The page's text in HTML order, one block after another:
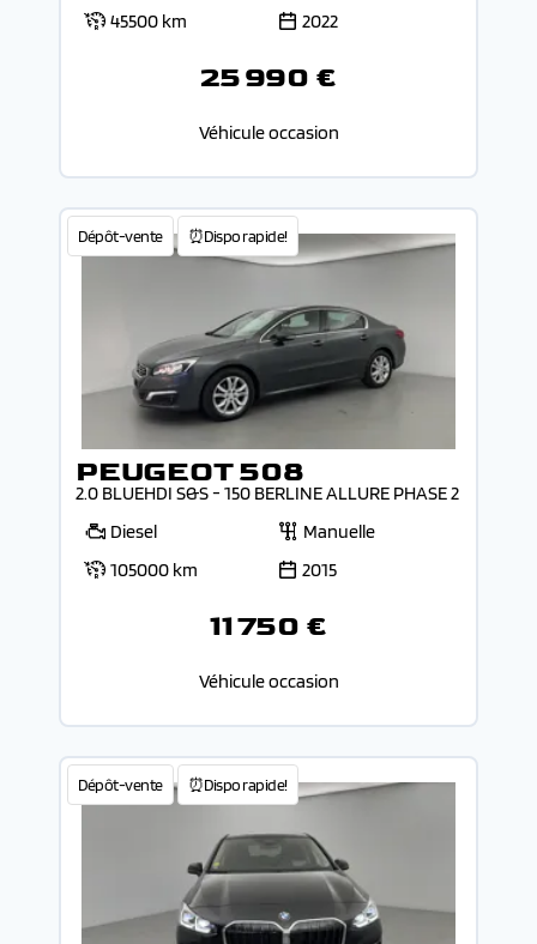
45500 km
2022
25 990 €
Véhicule occasion
Dépôt-vente ⏰Dispo rapide!
PEUGEOT 508
2.0 BLUEHDI S&S - 150 BERLINE ALLURE PHASE 2
Diesel
Manuelle
105000 km
2015
11 750 €
Véhicule occasion
Dépôt-vente ⏰Dispo rapide!